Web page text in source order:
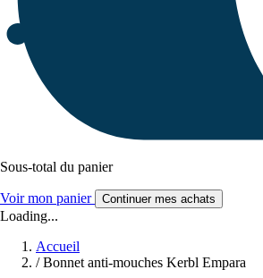
Sous-total du panier
Voir mon panier Continuer mes achats
Loading...
Accueil
/ Bonnet anti-mouches Kerbl Empara